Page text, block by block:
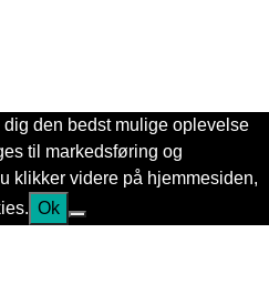
den bedst mulige oplevelse
til markedsføring og
klikker videre på hjemmesiden,
Ok